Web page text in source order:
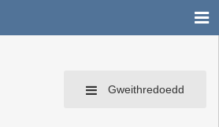
Gweithredoedd